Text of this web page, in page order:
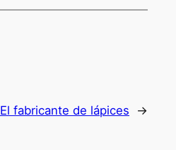
El fabricante de lápices →